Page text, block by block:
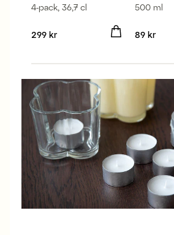
4-pack, 36,7 cl
Pris :299 kr
299 kr
500 ml
Pris:89 kr
89 kr